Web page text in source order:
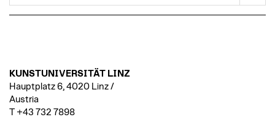
KUNSTUNIVERSITÄT LINZ
Hauptplatz 6, 4020 Linz /
Austria
T +43 732 7898